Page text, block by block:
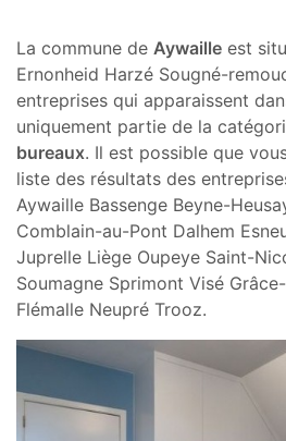
La commune de Aywaille est
Ernonheid Harzé Sougné-
entreprises qui apparaissent
uniquement partie de la
bureaux. Il est possible que
liste des résultats des
Aywaille Bassenge Beyne-
Comblain-au-Pont Dalhem
Juprelle Liège Oupeye Saint-
Soumagne Sprimont Visé
Flémalle Neupré Trooz.